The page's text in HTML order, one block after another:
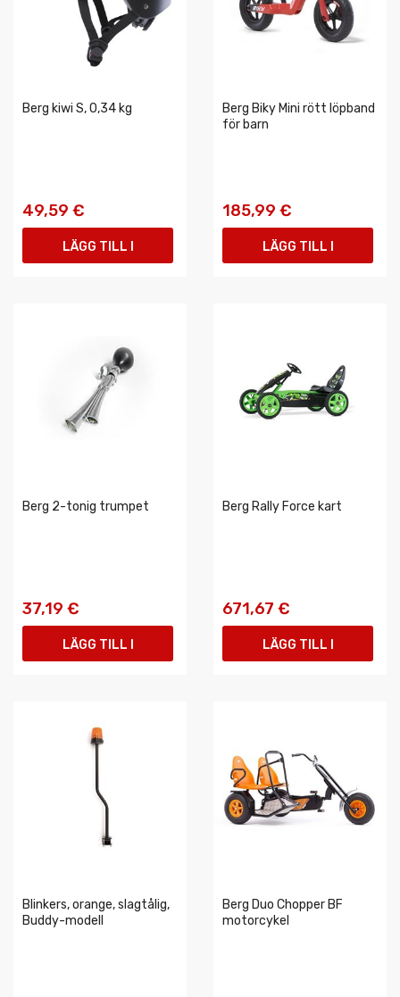
Berg kiwi S, 0,34 kg
49,59 €
LÄGG TILL I
Berg Biky Mini rött löpband
för barn
185,99 €
LÄGG TILL I
Berg 2-tonig trumpet
37,19 €
LÄGG TILL I
Berg Rally Force kart
671,67 €
LÄGG TILL I
Blinkers, orange, slagtålig,
Buddy-modell
Berg Duo Chopper BF
motorcykel